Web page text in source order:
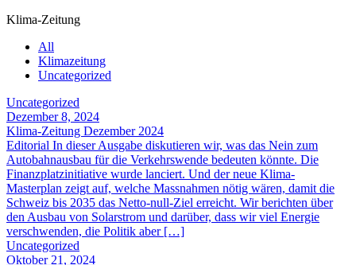
Klima-Zeitung
All
Klimazeitung
Uncategorized
Uncategorized
Dezember 8, 2024
Klima-Zeitung Dezember 2024
Editorial In dieser Ausgabe diskutieren wir, was das Nein zum
Autobahnausbau für die Verkehrswende bedeuten könnte. Die
Finanzplatzinitiative wurde lanciert. Und der neue Klima-
Masterplan zeigt auf, welche Massnahmen nötig wären, damit die
Schweiz bis 2035 das Netto-null-Ziel erreicht. Wir berichten über
den Ausbau von Solarstrom und darüber, dass wir viel Energie
verschwenden, die Politik aber […]
Uncategorized
Oktober 21, 2024